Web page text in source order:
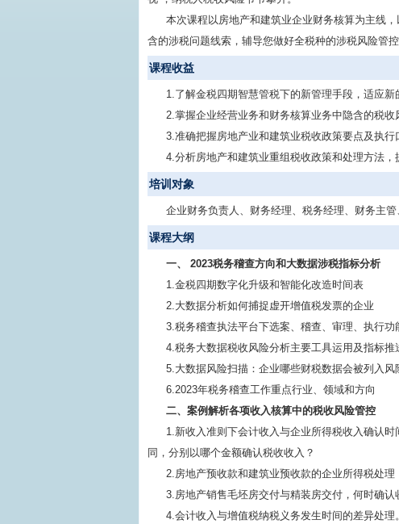
本次课程以房地产和建筑业企业财务核算为主线
含的涉税问题线索，辅导您做好全税种的涉税风险管控
课程收益
1.了解金税四期智慧管税下的新管理手段，适应新
2.掌握企业经营业务和财务核算业务中隐含的税收
3.准确把握房地产业和建筑业税收政策要点及执
4.分析房地产和建筑业重组税收政策和处理方法，
培训对象
企业财务负责人、财务经理、税务经理、财务主
课程大纲
一、 2023税务稽查方向和大数据涉税指标分析
1.金税四期数字化升级和智能化改造时间表
2.大数据分析如何捕捉虚开增值税发票的企业
3.税务稽查执法平台下选案、稽查、审理、执行功
4.税务大数据税收风险分析主要工具运用及指标推
5.大数据风险扫描：企业哪些财税数据会被列入风
6.2023年税务稽查工作重点行业、领域和方向
二、案例解析各项收入核算中的税收风险管控
1.新收入准则下会计收入与企业所得税收入确认
同，分别以哪个金额确认税收收入？
2.房地产预收款和建筑业预收款的企业所得税处理
3.房地产销售毛坯房交付与精装房交付，何时确认
4.会计收入与增值税纳税义务发生时间的差异处